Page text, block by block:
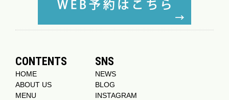
CONTENTS
HOME
ABOUT US
MENU
SNS
NEWS
BLOG
INSTAGRAM